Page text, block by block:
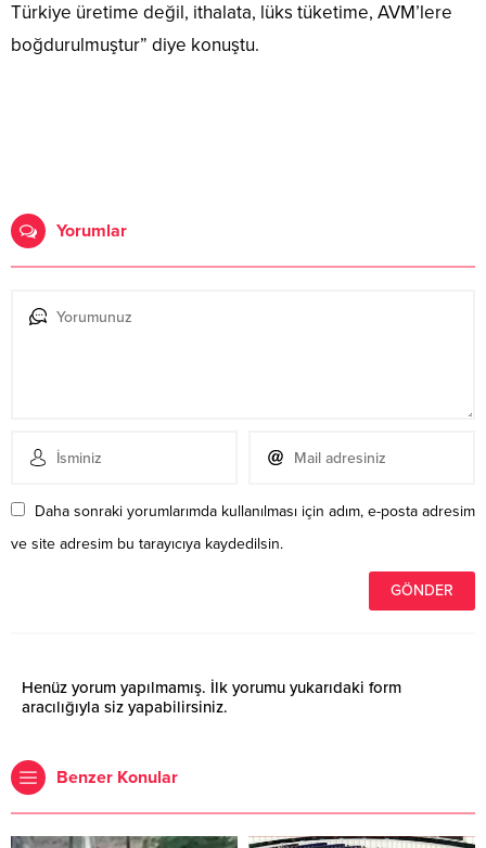
Türkiye üretime değil, ithalata, lüks tüketime, AVM’lere
boğdurulmuştur” diye konuştu.
Yorumlar
Daha sonraki yorumlarımda kullanılması için adım, e-posta adresim
ve site adresim bu tarayıcıya kaydedilsin.
Henüz yorum yapılmamış. İlk yorumu yukarıdaki form
aracılığıyla siz yapabilirsiniz.
Benzer Konular